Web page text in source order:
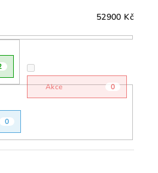
r
d
u
ů
52900 Kč
Akce 0
0